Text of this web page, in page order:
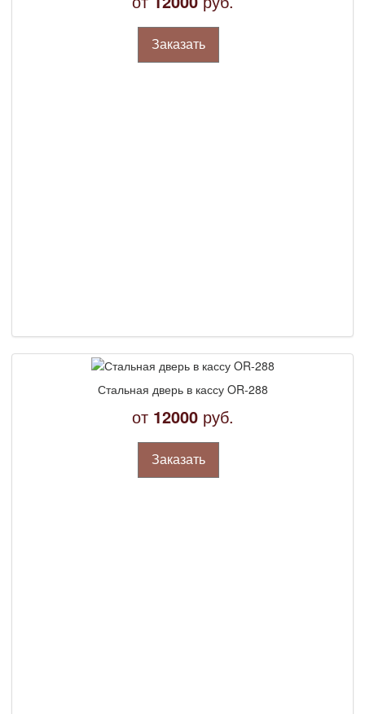
Заказать
Стальная дверь в кассу OR-288
от 12000руб.
Заказать